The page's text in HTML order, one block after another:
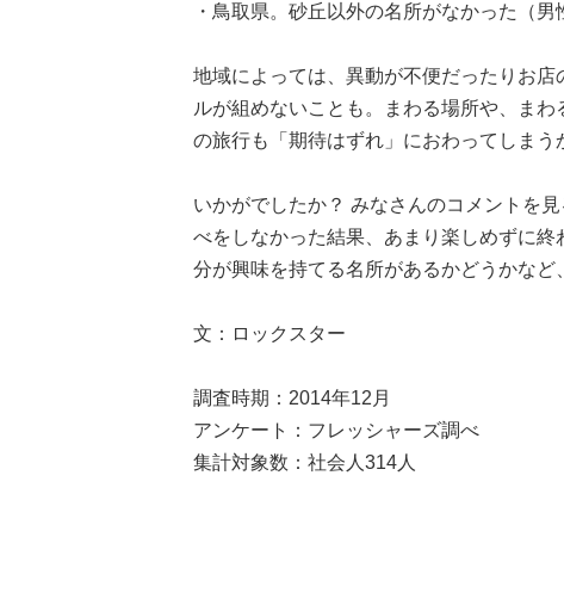
・鳥取県。砂丘以外の名所がなかった（男
地域によっては、異動が不便だったりお
ルが組めないことも。まわる場所や、ま
の旅行も「期待はずれ」におわってしまう
いかがでしたか？ みなさんのコメントを
べをしなかった結果、あまり楽しめずに
分が興味を持てる名所があるかどうかなど
文：ロックスター
調査時期：2014年12月
アンケート：フレッシャーズ調べ
集計対象数：社会人314人